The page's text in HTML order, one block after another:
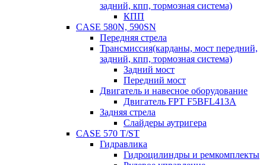
задний, кпп, тормозная система)
КПП
CASE 580N, 590SN
Передняя стрела
Трансмиссия(карданы, мост передний,
задний, кпп, тормозная система)
Задний мост
Передний мост
Двигатель и навесное оборудование
Двигатель FPT F5BFL413A
Задняя стрела
Слайдеры аутригера
CASE 570 T/ST
Гидравлика
Гидроцилиндры и ремкомплекты